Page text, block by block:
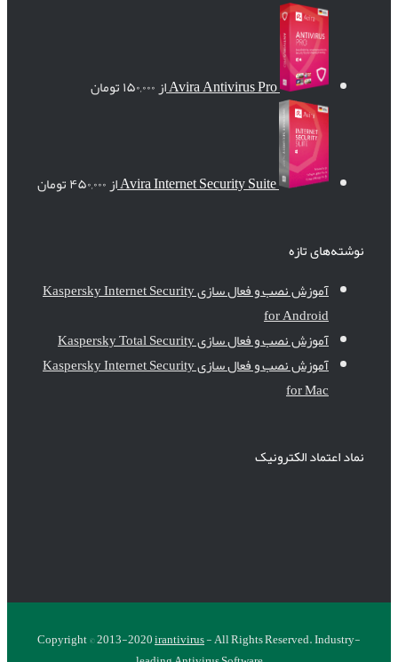
Avira Antivirus Proاز۱۵۰,۰۰۰تومان
Avira Internet Security Suiteاز۴۵۰,۰۰۰تومان
نوشته‌های تازه
آموزش نصب و فعال سازی Kaspersky Internet Security
for Android
آموزش نصب و فعال سازی Kaspersky Total Security
آموزش نصب و فعال سازی Kaspersky Internet Security
for Mac
نماد اعتماد الکترونیک
Copyright © 2013-2020irantivirus- All Rights Reserved. Industry-